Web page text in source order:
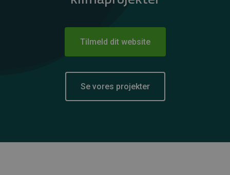
Tilmeld dit website
Se vores projekter